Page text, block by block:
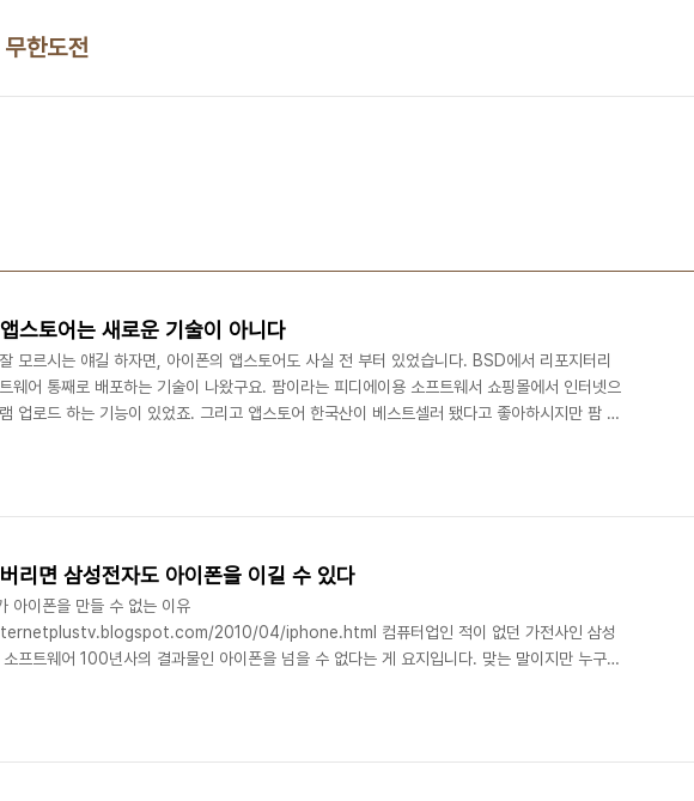
한도전
스토어는 새로운 기술이 아니다
모르시는 얘길 하자면, 아이폰의 앱스토어도 사실 전 부터 있었습니다. BSD에서 리포지터리
웨어 통째로 배포하는 기술이 나왔구요. 팜이라는 피디에이용 소프트웨서 쇼핑몰에서 인터넷으
업로드 하는 기능이 있었죠. 그리고 앱스토어 한국산이 베스트셀러 됐다고 좋아하시지만 팜 시
임 이었습니다. 실무자는 개발자, 디자이너 이렇게 둘이었죠. 팜은 애플의 뉴튼 영향을 많이 받았
네요. 느린 씨피유로도 할 건 다 하는 정말 효율적인 OS였습니다. 앱스토어는 소프트웨어 비..
리면 삼성전자도 아이폰을 이길 수 있다
아이폰을 만들 수 없는 이유
2010/04/iphone.html 컴퓨터업인 적이 없던 가전사인 삼성
소프트웨어 100년사의 결과물인 아이폰을 넘을 수 없다는 게 요지입니다. 맞는 말이지만 누구나
가면 이길 수 있습니다. 어차피 특허나 상표 문제만 안 걸리면 모든 소프트웨어는 장기간에 걸쳐
모든 언어를 지원해야됩니다. 물론 그렇게 안 갈 가능성이 크므로 바다는 망할 수도 있습니